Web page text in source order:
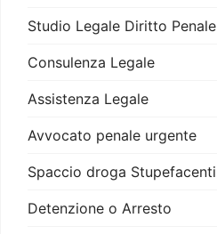
Studio Legale Diritto Penale
Consulenza Legale
Assistenza Legale
Avvocato penale urgente
Spaccio droga Stupefacenti
Detenzione o Arresto